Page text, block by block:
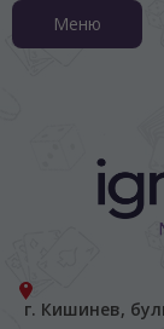
г. Кишинев,
Меню